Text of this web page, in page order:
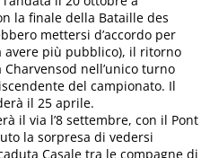
la finale della Bataille des
mettersi d’accordo per
avere più pubblico), il ritorno
nell’unico turno
del campionato. Il
il 25 aprile.
il via l’8 settembre, con il Pont
la sorpresa di vedersi
Casale tra le compagne di